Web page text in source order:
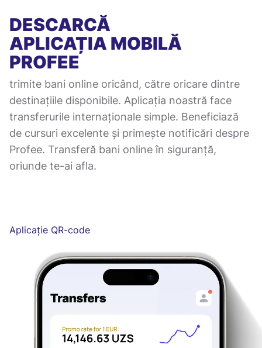
DESCARCĂ
APLICAȚIA MOBILĂ
PROFEE
trimite bani online oricând, către oricare dintre
destinațiile disponibile. Aplicația noastră face
transferurile internaționale simple. Beneficiază
de cursuri excelente și primește notificări despre
Profee. Transferă bani online în siguranță,
oriunde te-ai afla.
Aplicație QR-code